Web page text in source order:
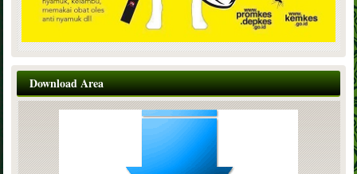
Download Area